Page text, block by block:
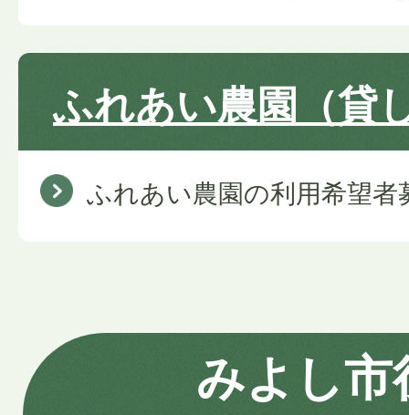
ふれあい農園（貸
ふれあい農園の利用希望者
みよし市